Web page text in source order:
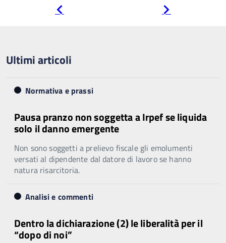
Ultimi articoli
Normativa e prassi
Pausa pranzo non soggetta a Irpef se liquida
solo il danno emergente
Non sono soggetti a prelievo fiscale gli emolumenti
versati al dipendente dal datore di lavoro se hanno
natura risarcitoria.
Analisi e commenti
Dentro la dichiarazione (2) le liberalità per il
“dopo di noi”